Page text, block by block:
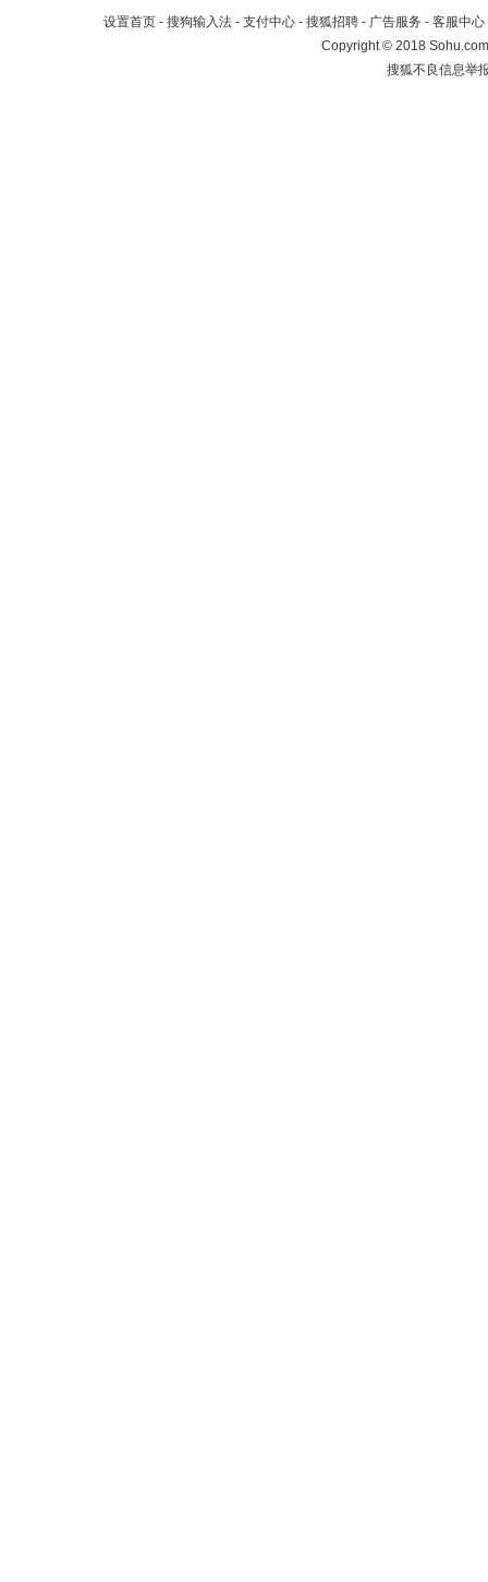
设置首页 - 搜狗输入法 - 支付中心 - 搜狐招聘 - 广告服务 - 客服中心
Copyright©2018
搜狐不良信息举